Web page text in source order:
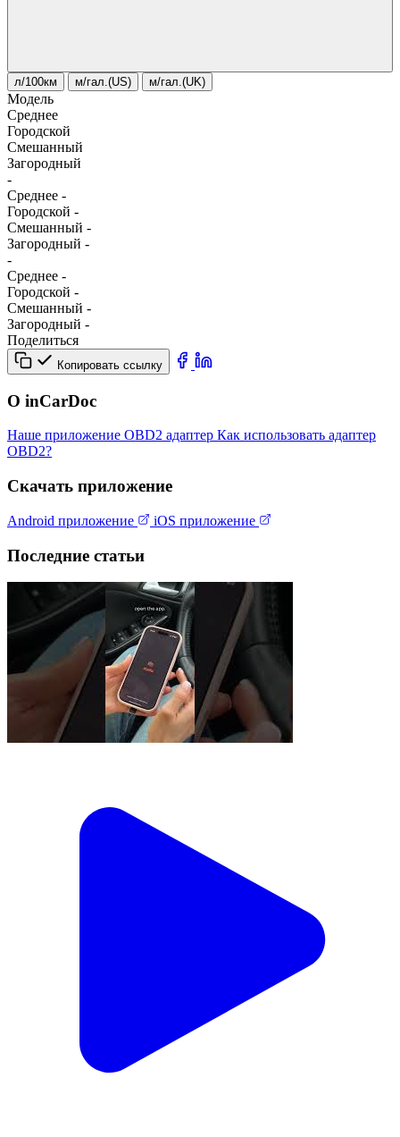
л/100км м/гал.(US) м/гал.(UK)
Модель
Среднее
Городской
Смешанный
Загородный
-
Среднее -
Городской -
Смешанный -
Загородный -
-
Среднее -
Городской -
Смешанный -
Загородный -
Поделиться
Копировать ссылку
О inCarDoc
Наше приложение OBD2 адаптер Как использовать адаптер
OBD2?
Скачать приложение
Android приложение iOS приложение
Последние статьи